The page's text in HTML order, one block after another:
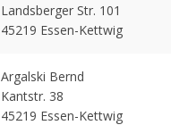
Landsberger Str. 101
45219 Essen-Kettwig
Argalski Bernd
Kantstr. 38
45219 Essen-Kettwig